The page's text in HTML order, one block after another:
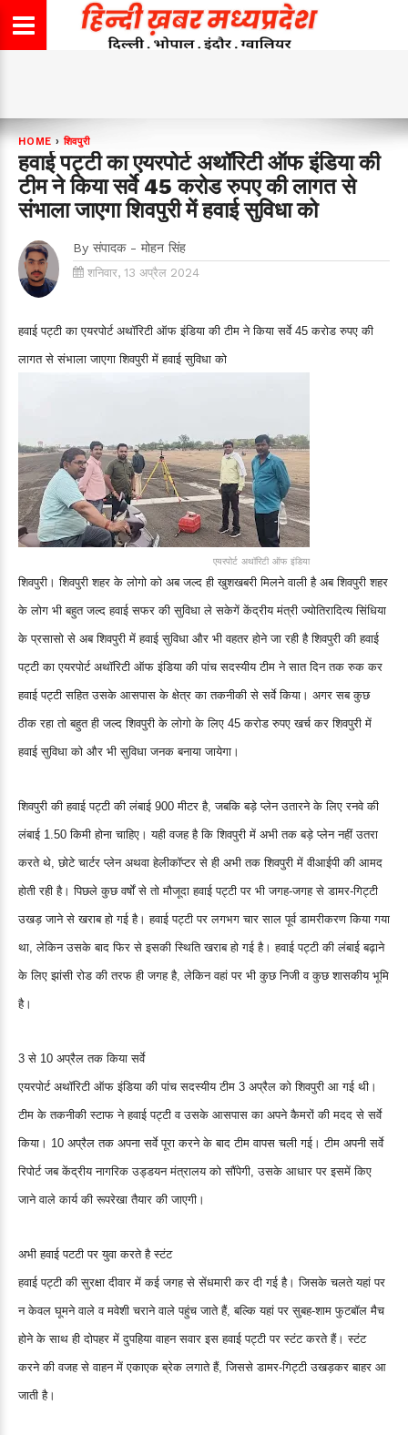
HOME ›शिवपुरी
हवाई पट्टी का एयरपोर्ट अथॉरिटी ऑफ इंडिया की
टीम ने किया सर्वे 45 करोड रुपए की लागत से
संभाला जाएगा शिवपुरी में हवाई सुविधा को
By संपादक - मोहन सिंह
शनिवार, 13 अप्रैल 2024
हवाई पट्टी का एयरपोर्ट अथॉरिटी ऑफ इंडिया की टीम ने किया सर्वे 45 करोड रुपए की
लागत से संभाला जाएगा शिवपुरी में हवाई सुविधा को
एयरपोर्ट अथॉरिटी ऑफ इंडिया
शिवपुरी। शिवपुरी शहर के लोगो को अब जल्द ही खुशखबरी मिलने वाली है अब शिवपुरी शहर
के लोग भी बहुत जल्द हवाई सफर की सुविधा ले सकेगें केंद्रीय मंत्री ज्योतिरादित्य सिंधिया
के प्रसासो से अब शिवपुरी में हवाई सुविधा और भी वहतर होने जा रही है शिवपुरी की हवाई
पट्टी का एयरपोर्ट अथॉरिटी ऑफ इंडिया की पांच सदस्यीय टीम ने सात दिन तक रुक कर
हवाई पट्टी सहित उसके आसपास के क्षेत्र का तकनीकी से सर्वे किया। अगर सब कुछ
ठीक रहा तो बहुत ही जल्द शिवपुरी के लोगो के लिए 45 करोड रुपए खर्च कर शिवपुरी में
हवाई सुविधा को और भी सुविधा जनक बनाया जायेगा।
शिवपुरी की हवाई पट्टी की लंबाई 900 मीटर है, जबकि बड़े प्लेन उतारने के लिए रनवे की
लंबाई 1.50 किमी होना चाहिए। यही वजह है कि शिवपुरी में अभी तक बड़े प्लेन नहीं उतरा
करते थे, छोटे चार्टर प्लेन अथवा हेलीकॉप्टर से ही अभी तक शिवपुरी में वीआईपी की आमद
होती रही है। पिछले कुछ वर्षों से तो मौजूदा हवाई पट्टी पर भी जगह-जगह से डामर-गिट्टी
उखड़ जाने से खराब हो गई है। हवाई पट्टी पर लगभग चार साल पूर्व डामरीकरण किया गया
था, लेकिन उसके बाद फिर से इसकी स्थिति खराब हो गई है। हवाई पट्टी की लंबाई बढ़ाने
के लिए झांसी रोड की तरफ ही जगह है, लेकिन वहां पर भी कुछ निजी व कुछ शासकीय भूमि
है।
3 से 10 अप्रैल तक किया सर्वे
एयरपोर्ट अथॉरिटी ऑफ इंडिया की पांच सदस्यीय टीम 3 अप्रैल को शिवपुरी आ गई थी।
टीम के तकनीकी स्टाफ ने हवाई पट्टी व उसके आसपास का अपने कैमरों की मदद से सर्वे
किया। 10 अप्रैल तक अपना सर्वे पूरा करने के बाद टीम वापस चली गई। टीम अपनी सर्वे
रिपोर्ट जब केंद्रीय नागरिक उड्डयन मंत्रालय को सौंपेगी, उसके आधार पर इसमें किए
जाने वाले कार्य की रूपरेखा तैयार की जाएगी।
अभी हवाई पटटी पर युवा करते है स्टंट
हवाई पट्टी की सुरक्षा दीवार में कई जगह से सेंधमारी कर दी गई है। जिसके चलते यहां पर
न केवल घूमने वाले व मवेशी चराने वाले पहुंच जाते हैं, बल्कि यहां पर सुबह-शाम फुटबॉल मैच
होने के साथ ही दोपहर में दुपहिया वाहन सवार इस हवाई पट्टी पर स्टंट करते हैं। स्टंट
करने की वजह से वाहन में एकाएक ब्रेक लगाते हैं, जिससे डामर-गिट्टी उखड़कर बाहर आ
जाती है।